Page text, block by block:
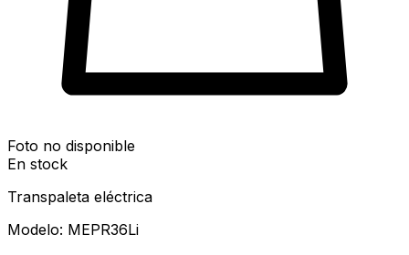
Foto no disponible
En stock
Transpaleta eléctrica
Modelo: MEPR36Li